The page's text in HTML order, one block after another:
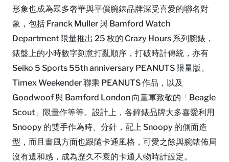
形象也成為眾多奢華與平價腕錶品牌深受喜愛的聯名對
象，包括 Franck Muller 與 Bamford Watch
Department 限量推出 25 枚的 Crazy Hours 系列腕錶，
錶盤上的小時數字刻意打亂順序，打破時計傳統，亦有
Seiko 5 Sports 55th anniversary PEANUTS 限量版、
Timex Weekender 聯乘 PEANUTS 作品，以及
Goodwoof 與 Bamford London 向童軍致敬的「Beagle
Scout」限量作等等。設計上，各鐘錶品牌大多喜愛利用
Snoopy 的雙手作為時、分針，配上 Snoopy 的側面造
型，而且畫風方面也跟隨卡通風格，可愛之餘與腕錶佈局
沒有遺和感，成為歷久不衰的卡通人物時計設定。